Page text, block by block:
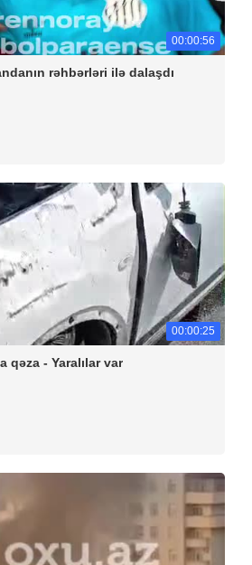
00:00:56
rəhbərləri ilə dalaşdı
00:00:25
qəza - Yaralılar var